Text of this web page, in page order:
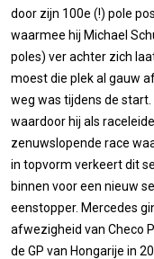
door zijn 100e (!) pole
waarmee hij Michael
poles) ver achter zich
moest die plek al gauw
weg was tijdens de
waardoor hij als
zenuwslopende race
in topvorm verkeert dit
binnen voor een nieuw
eenstopper. Mercedes
afwezigheid van Checo
de GP van Hongarije in